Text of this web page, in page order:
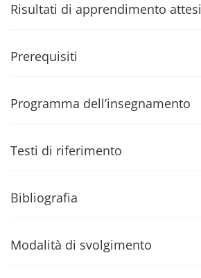
Risultati di apprendimento attesi
Prerequisiti
Programma dell’insegnamento
Testi di riferimento
Bibliografia
Modalità di svolgimento